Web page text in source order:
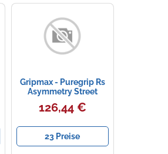
Gripmax - Puregrip Rs
Asymmetry Street
Tw200 Xl Mfs Semi
Slick - 255/35 Zr20 Tl
Sommerreifen
126,44 €
23 Preise